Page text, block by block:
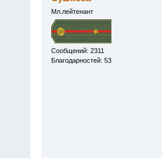
Мл.лейтенант
Сообщений: 2311
Благодарностей: 53